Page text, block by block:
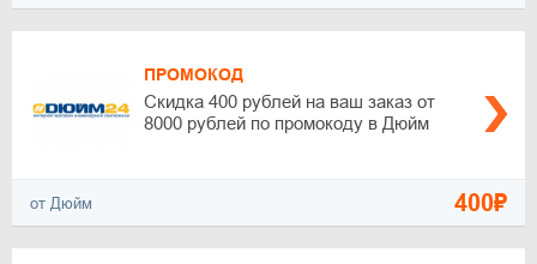
ПРОМОКОД
Скидка 400 рублей на ваш заказ от
8000 рублей по промокоду в Дюйм
от Дюйм 400₽